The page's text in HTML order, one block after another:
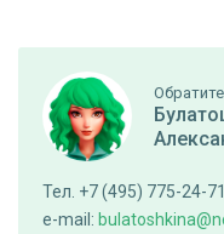
Тел. +7 (495) 775-24-
e-mail: